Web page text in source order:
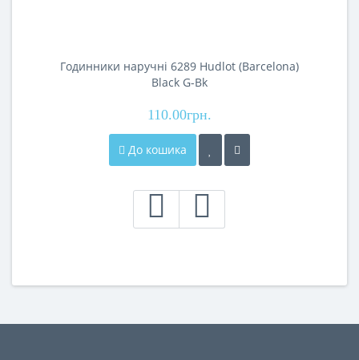
Годинники наручні 6289 Hudlot (Barcelona)
Black G-Bk
110.00грн.
До кошика